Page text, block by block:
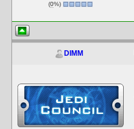
(0%)
DIMM